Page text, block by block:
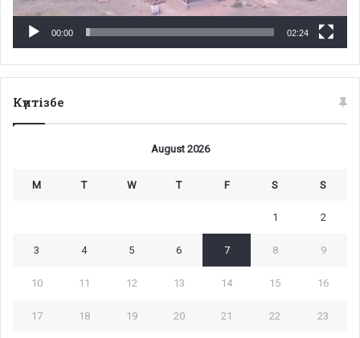
00:00 02:24
Күнтізбе
August 2026
M T W T F S S
1 2
3 4 5 6 7 8 9
10 11 12 13 14 15 16
17 18 19 20 21 22 23